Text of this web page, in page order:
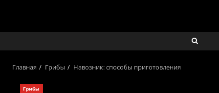
Главная Грибы Навозник: способы приготовления
Грибы